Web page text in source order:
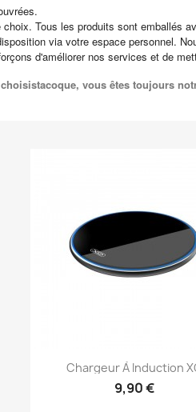
Tous les produits sont emballés
via votre espace personnel.
d'améliorer nos services et de
vous êtes toujours
Chargeur À Induction
9,90 €